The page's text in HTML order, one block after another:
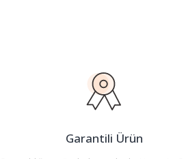
Garantili Ürün